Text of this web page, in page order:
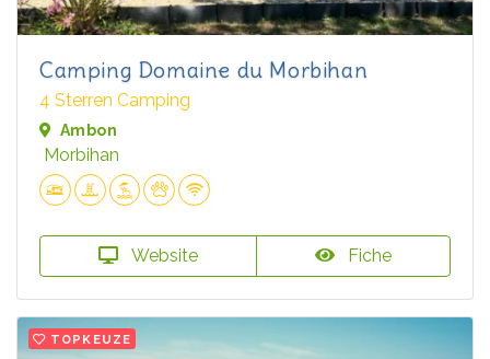
Camping Domaine du Morbihan
4 Sterren Camping
Ambon
Morbihan
Website Fiche
TOPKEUZE